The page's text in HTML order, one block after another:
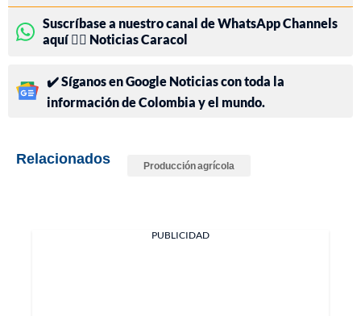
Suscríbase a nuestro canal de WhatsApp Channels
aquí 👉🏻 Noticias Caracol
✔️ Síganos en Google Noticias con toda la
información de Colombia y el mundo.
Relacionados Producción agrícola
PUBLICIDAD